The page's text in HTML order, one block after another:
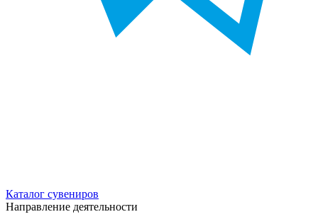
Каталог сувениров
Направление деятельности